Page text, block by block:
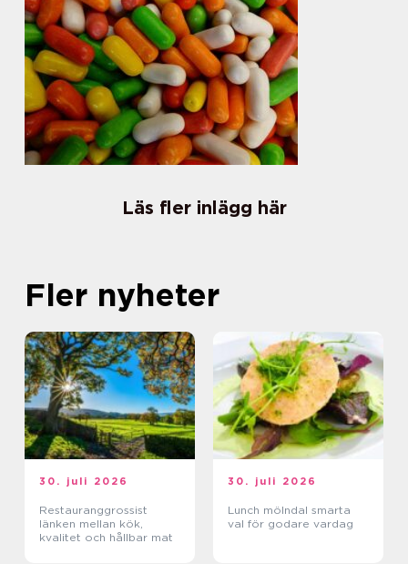
Läs fler inlägg här
Fler nyheter
30. juli 2026
Restauranggrossist
länken mellan kök,
kvalitet och hållbar mat
30. juli 2026
Lunch mölndal smarta
val för godare vardag